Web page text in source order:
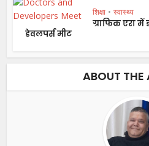
शिक्षा • स्वास्थ्य
ग्राफिक एरा में
डेवलपर्स मीट
ABOUT THE